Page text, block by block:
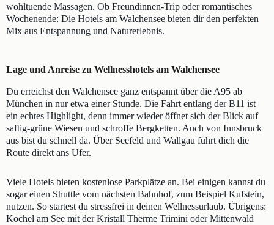
wohltuende Massagen. Ob Freundinnen-Trip oder romantisches
Wochenende: Die Hotels am Walchensee bieten dir den perfekten
Mix aus Entspannung und Naturerlebnis.
Lage und Anreise zu Wellnesshotels am Walchensee
Du erreichst den Walchensee ganz entspannt über die A95 ab
München in nur etwa einer Stunde. Die Fahrt entlang der B11 ist
ein echtes Highlight, denn immer wieder öffnet sich der Blick auf
saftig-grüne Wiesen und schroffe Bergketten. Auch von Innsbruck
aus bist du schnell da. Über Seefeld und Wallgau führt dich die
Route direkt ans Ufer.
Viele Hotels bieten kostenlose Parkplätze an. Bei einigen kannst du
sogar einen Shuttle vom nächsten Bahnhof, zum Beispiel Kufstein,
nutzen. So startest du stressfrei in deinen Wellnessurlaub. Übrigens:
Kochel am See mit der Kristall Therme Trimini oder Mittenwald